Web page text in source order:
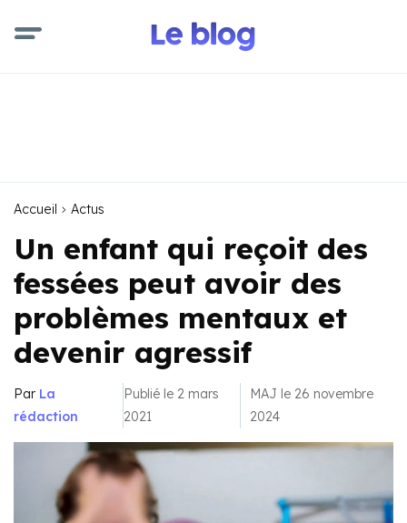
Accueil Actus
Un enfant qui reçoit des
fessées peut avoir des
problèmes mentaux et
devenir agressif
Par La
rédaction
Publié le 2 mars
2021
MAJ le 26 novembre
2024